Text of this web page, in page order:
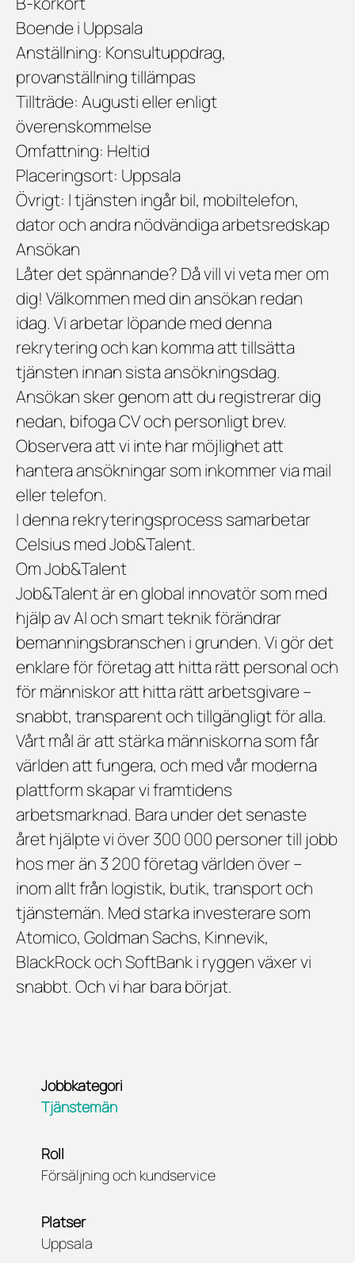
Boende i Uppsala
Anställning: Konsultuppdrag,
provanställning tillämpas
Tillträde: Augusti eller enligt
överenskommelse
Omfattning: Heltid
Placeringsort: Uppsala
Övrigt: I tjänsten ingår bil, mobiltelefon,
dator och andra nödvändiga arbetsredskap
Ansökan
Låter det spännande? Då vill vi veta mer om
dig! Välkommen med din ansökan redan
idag. Vi arbetar löpande med denna
rekrytering och kan komma att tillsätta
tjänsten innan sista ansökningsdag.
Ansökan sker genom att du registrerar dig
nedan, bifoga CV och personligt brev.
Observera att vi inte har möjlighet att
hantera ansökningar som inkommer via mail
eller telefon.
I denna rekryteringsprocess samarbetar
Celsius med Job&Talent.
Om Job&Talent
Job&Talent är en global innovatör som med
hjälp av AI och smart teknik förändrar
bemanningsbranschen i grunden. Vi gör det
enklare för företag att hitta rätt personal och
för människor att hitta rätt arbetsgivare –
snabbt, transparent och tillgängligt för alla.
Vårt mål är att stärka människorna som får
världen att fungera, och med vår moderna
plattform skapar vi framtidens
arbetsmarknad. Bara under det senaste
året hjälpte vi över 300 000 personer till jobb
hos mer än 3 200 företag världen över –
inom allt från logistik, butik, transport och
tjänstemän. Med starka investerare som
Atomico, Goldman Sachs, Kinnevik,
BlackRock och SoftBank i ryggen växer vi
snabbt. Och vi har bara börjat.
Jobbkategori
Tjänstemän
Roll
Försäljning och kundservice
Platser
Uppsala